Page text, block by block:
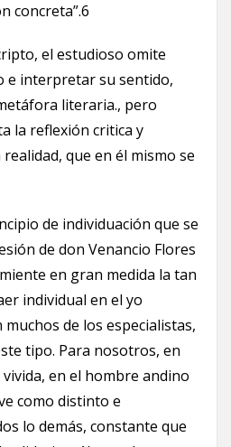
concreta”.6
el estudioso omite
e interpretar su sentido,
literaria., pero
la reflexión critica y
que en él mismo se
de individuación que se
de don Venancio Flores
en gran medida la tan
individual en el yo
de los especialistas,
tipo. Para nosotros, en
en el hombre andino
como distinto e
lo demás, constante que